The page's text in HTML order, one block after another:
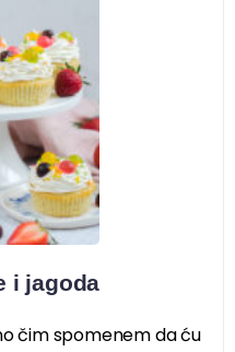
i jagoda
čim spomenem da ću